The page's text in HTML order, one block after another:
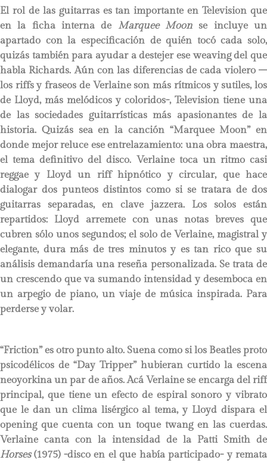
El rol de las guitarras es tan importante en Television que
en la ficha interna de Marquee Moon se incluye un
apartado con la especificación de quién tocó cada solo,
quizás también para ayudar a destejer ese weaving del que
habla Richards. Aún con las diferencias de cada violero –
los riffs y fraseos de Verlaine son más rítmicos y sutiles, los
de Lloyd, más melódicos y coloridos-, Television tiene una
de las sociedades guitarrísticas más apasionantes de la
historia. Quizás sea en la canción “Marquee Moon” en
donde mejor reluce ese entrelazamiento: una obra maestra,
el tema definitivo del disco. Verlaine toca un ritmo casi
reggae y Lloyd un riff hipnótico y circular, que hace
dialogar dos punteos distintos como si se tratara de dos
guitarras separadas, en clave jazzera. Los solos están
repartidos: Lloyd arremete con unas notas breves que
cubren sólo unos segundos; el solo de Verlaine, magistral y
elegante, dura más de tres minutos y es tan rico que su
análisis demandaría una reseña personalizada. Se trata de
un crescendo que va sumando intensidad y desemboca en
un arpegio de piano, un viaje de música inspirada. Para
perderse y volar.
“Friction” es otro punto alto. Suena como si los Beatles proto
psicodélicos de “Day Tripper” hubieran curtido la escena
neoyorkina un par de años. Acá Verlaine se encarga del riff
principal, que tiene un efecto de espiral sonoro y vibrato
que le dan un clima lisérgico al tema, y Lloyd dispara el
opening que cuenta con un toque twang en las cuerdas.
Verlaine canta con la intensidad de la Patti Smith de
Horses(1975) -disco en el que había participado- y remata